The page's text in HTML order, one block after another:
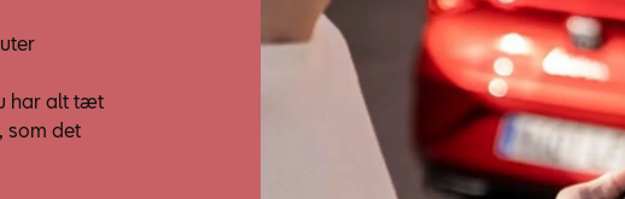
har alt tæt
som det